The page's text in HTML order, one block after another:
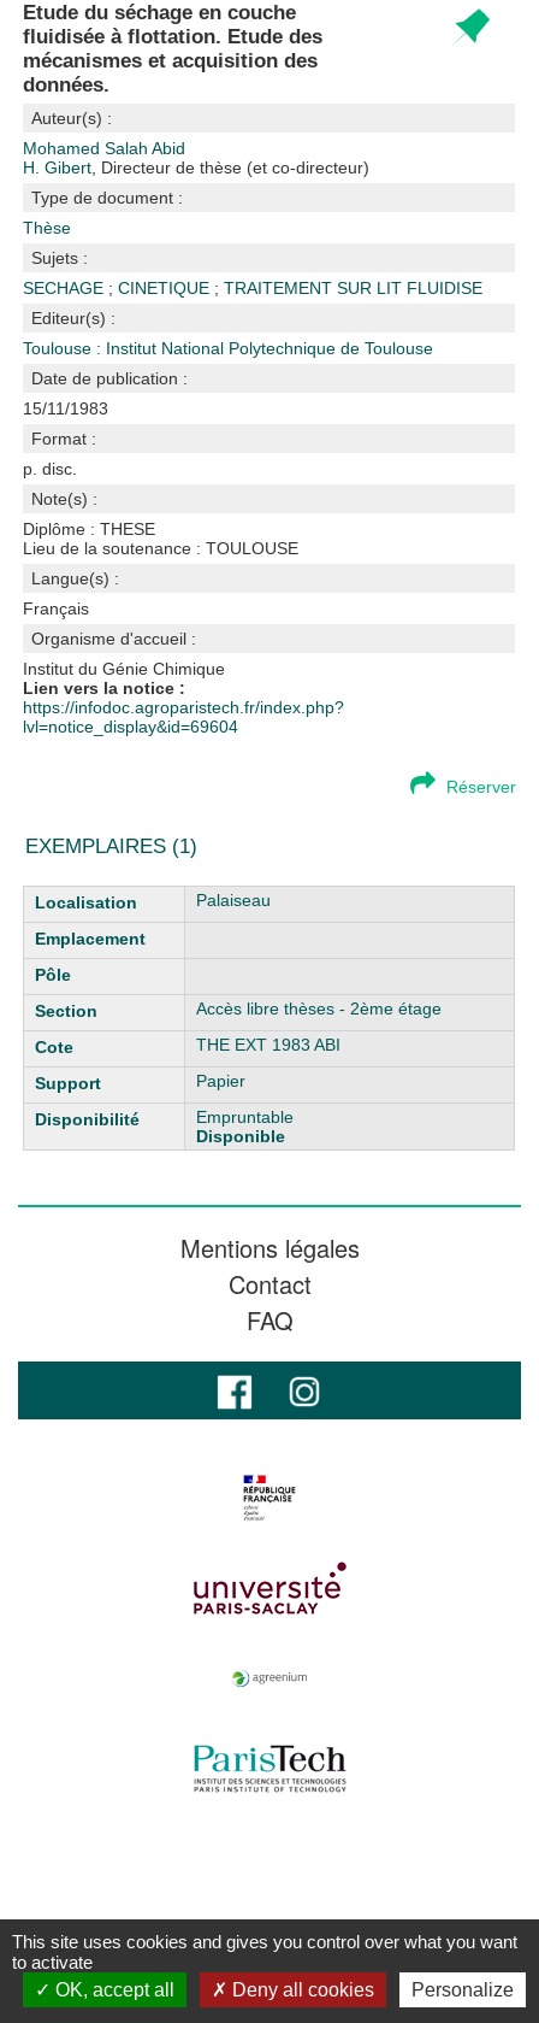
Etude du séchage en couche
fluidisée à flottation. Etude des
mécanismes et acquisition des
données.
Auteur(s) :
Mohamed Salah Abid
H. Gibert , Directeur de thèse (et co-directeur)
Type de document :
Thèse
Sujets :
SECHAGE ;CINETIQUE ;TRAITEMENT SUR LIT FLUIDISE
Editeur(s) :
Toulouse : Institut National Polytechnique de Toulouse
Date de publication :
15/11/1983
Format :
p. disc.
Note(s) :
Diplôme : THESE
Lieu de la soutenance : TOULOUSE
Langue(s) :
Français
Organisme d'accueil :
Institut du Génie Chimique
Lien vers la notice :
https://infodoc.agroparistech.fr/index.php?
lvl=notice_display&id=69604
Réserver
EXEMPLAIRES (1)
Liste des exemplaires Palaiseau
Accès libre thèses - 2ème étage
THE EXT 1983 ABI
Papier
Empruntable
Disponible
Mentions légales
Contact
FAQ
This site uses cookies and gives you control over what you want
to activate
OK, accept all
Deny all cookies Personalize